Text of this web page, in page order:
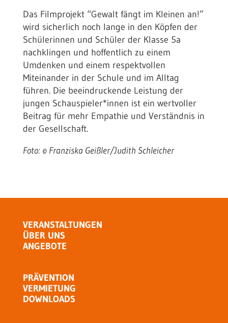
Das Filmprojekt “Gewalt fängt im Kleinen an!”
wird sicherlich noch lange in den Köpfen der
Schülerinnen und Schüler der Klasse 5a
nachklingen und hoffentlich zu einem
Umdenken und einem respektvollen
Miteinander in der Schule und im Alltag
führen. Die beeindruckende Leistung der
jungen Schauspieler*innen ist ein wertvoller
Beitrag für mehr Empathie und Verständnis in
der Gesellschaft.
Foto: © Franziska Geißler/Judith Schleicher
VERANSTALTUNGEN
ÜBER UNS
ANGEBOTE
PRÄVENTION
VERMIETUNG
DOWNLOADS